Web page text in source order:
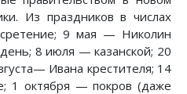
Из праздников в числах
9 мая — Николин
8 июля — казанской; 20
Ивана крестителя; 14
1 октября — покров (даже